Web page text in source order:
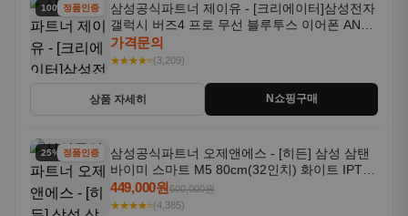
100% 할인
정품인증
삼성공식파트너 제이유 - [크리에이터]삼성전자
갤럭시 버즈4 프로 무선 블루투스 이어폰 ANC
SM-R640N
가격문의
★★★★⭐(3,209)
상품 자세히 N쇼핑구매
25% 할인정품인증
삼성공식파트너 오제앤에스 - [히든] 삼성 삼탠
바이미 스마트 M5 80cm(32인치) 화이트 IPTV
OTT 패키지
449,000원600,000원
★★★★⭐(4,385)